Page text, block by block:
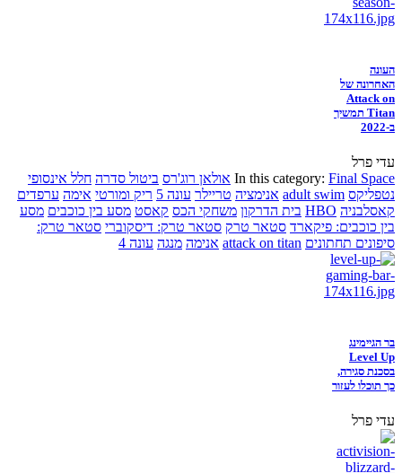
העונה
האחרונה של
Attack on
Titan תמשיך
ב-2022
עדי פרל
In this category: Final Space אולאן רוג'רס ביטול סדרה חלל אינסופי
נטפליקס adult swim אנימציה טריילר עונה 5 ריק ומורטי אימה ערפדים
קאסלבניה HBO בית הדרקון משחקי הכס קאסט מסע בין כוכבים מסע
בין כוכבים: פיקארד סטאר טרק סטאר טרק: דיסקוברי סטאר טרק:
סיפונים תחתונים attack on titan אנימה מנגה עונה 4
בר הגיימינג
Level Up
בסכנת סגירה,
כך תוכלו לעזור
עדי פרל